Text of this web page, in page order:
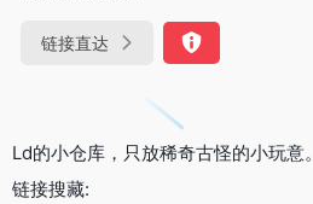
链接直达
Ld的小仓库，只放稀奇古怪的小玩意。
链接搜藏: